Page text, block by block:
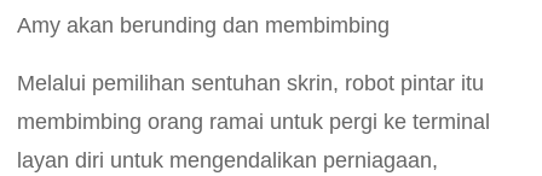
Amy akan berunding dan membimbing
Melalui pemilihan sentuhan skrin, robot pintar itu
membimbing orang ramai untuk pergi ke terminal
layan diri untuk mengendalikan perniagaan,